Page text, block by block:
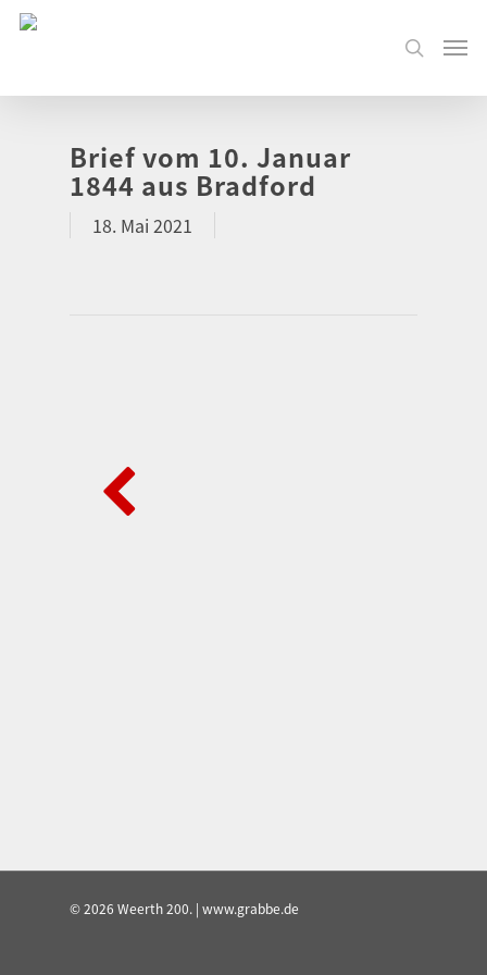
Brief vom 10. Januar
1844 aus Bradford
18. Mai 2021
© 2026 Weerth 200. | www.grabbe.de